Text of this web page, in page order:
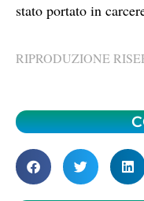
stato portato in
RIPRODUZIONE